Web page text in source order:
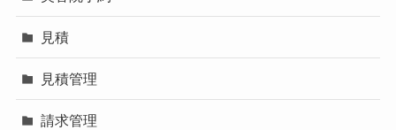
見積
見積管理
請求管理